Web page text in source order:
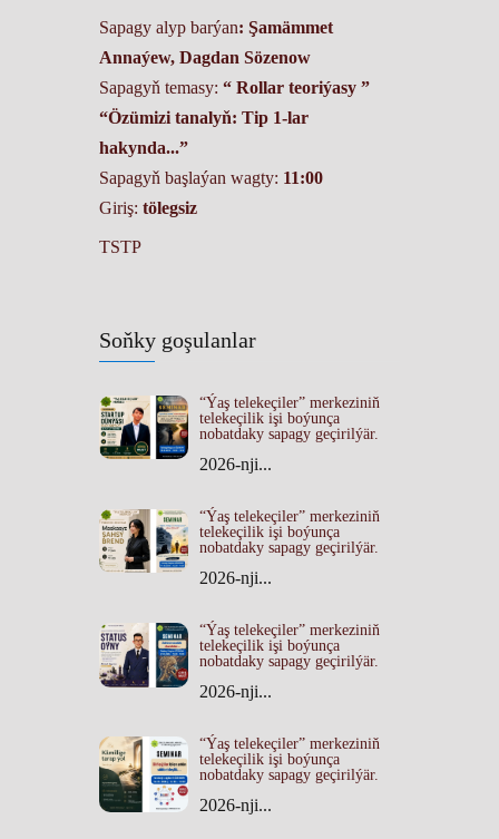
Soňky goşulanlar
“Ýaş telekeçiler” merkeziniň
telekeçilik işi boýunça
nobatdaky sapagy geçirilýär.
2026-nji...
“Ýaş telekeçiler” merkeziniň
telekeçilik işi boýunça
nobatdaky sapagy geçirilýär.
2026-nji...
“Ýaş telekeçiler” merkeziniň
telekeçilik işi boýunça
nobatdaky sapagy geçirilýär.
2026-nji...
“Ýaş telekeçiler” merkeziniň
telekeçilik işi boýunça
nobatdaky sapagy geçirilýär.
2026-nji...
Sapagy alyp barýan: Şamämmet
Annaýew, Dagdan Sözenow
Sapagyň temasy: “ Rollar teoriýasy ”
“Özümizi tanalyň: Tip 1-lar
hakynda...”
Sapagyň başlaýan wagty: 11:00
Giriş: tölegsiz
TSTP